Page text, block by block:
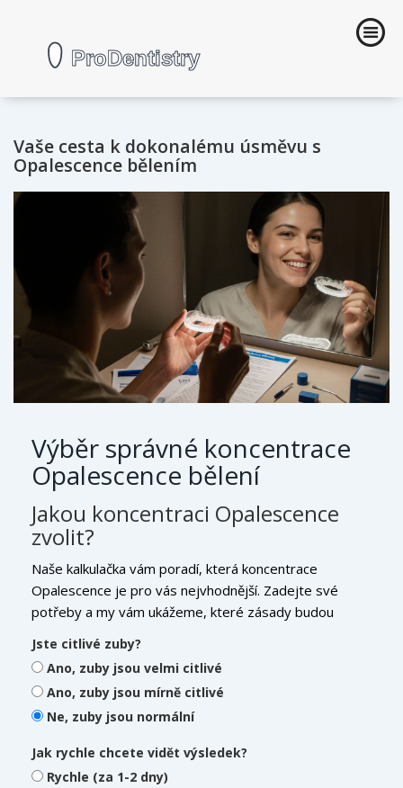
Vaše cesta k dokonalému úsměvu s
Opalescence bělením
Výběr správné koncentrace
Opalescence bělení
Jakou koncentraci Opalescence
zvolit?
Naše kalkulačka vám poradí, která koncentrace
Opalescence je pro vás nejvhodnější. Zadejte své
potřeby a my vám ukážeme, které zásady budou
Jste citlivé zuby?
Ano, zuby jsou velmi citlivé
Ano, zuby jsou mírně citlivé
Ne, zuby jsou normální
Jak rychle chcete vidět výsledek?
Rychle (za 1-2 dny)